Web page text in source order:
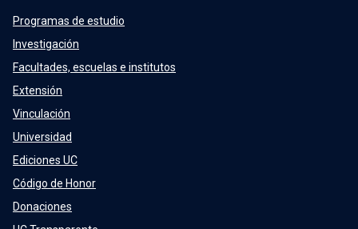
Programas de estudio
Investigación
Facultades, escuelas e institutos
Extensión
Vinculación
Universidad
Ediciones UC
Código de Honor
Donaciones